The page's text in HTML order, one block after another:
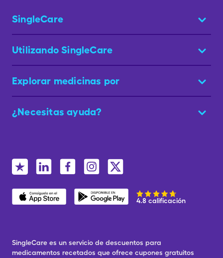
SingleCare
Utilizando SingleCare
Explorar medicinas por
¿Necesitas ayuda?
4.8 calificación
SingleCare es un servicio de descuentos para
medicamentos recetados que ofrece cupones gratuitos